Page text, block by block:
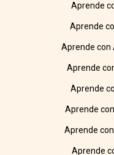
Aprende
Aprende
Aprende con
Aprende
Aprende
Aprende
Aprende
Aprende